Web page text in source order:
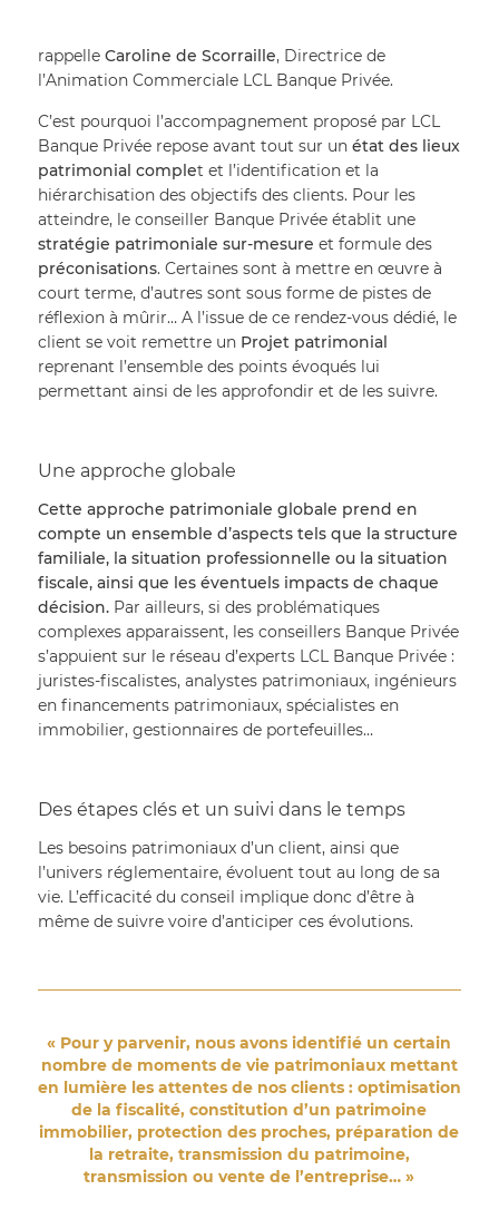
rappelle Caroline de Scorraille, Directrice de
l’Animation Commerciale LCL Banque Privée.
C’est pourquoi l’accompagnement proposé par LCL
Banque Privée repose avant tout sur un état des lieux
patrimonial complet et l’identification et la
hiérarchisation des objectifs des clients. Pour les
atteindre, le conseiller Banque Privée établit une
stratégie patrimoniale sur-mesure
et formule des
préconisations. Certaines sont à mettre en œuvre à
court terme, d’autres sont sous forme de pistes de
réflexion à mûrir… A l’issue de ce rendez-vous dédié, le
client se voit remettre un Projet patrimonial
reprenant l’ensemble des points évoqués lui
permettant ainsi de les approfondir et de les suivre.
Une approche globale
Cette approche patrimoniale globale prend en
compte un ensemble d’aspects tels que la structure
familiale, la situation professionnelle ou la situation
fiscale, ainsi que les éventuels impacts de chaque
décision. Par ailleurs, si des problématiques
complexes apparaissent, les conseillers Banque Privée
s’appuient sur le réseau d’experts LCL Banque Privée :
juristes-fiscalistes, analystes patrimoniaux, ingénieurs
en financements patrimoniaux, spécialistes en
immobilier, gestionnaires de portefeuilles…
Des étapes clés et un suivi dans le temps
Les besoins patrimoniaux d’un client, ainsi que
l’univers réglementaire, évoluent tout au long de sa
vie. L’efficacité du conseil implique donc d’être à
même de suivre voire d’anticiper ces évolutions.
« Pour y parvenir, nous avons identifié un certain
nombre de moments de vie patrimoniaux mettant
en lumière les attentes de nos clients : optimisation
de la fiscalité, constitution d’un patrimoine
immobilier, protection des proches, préparation de
la retraite, transmission du patrimoine,
transmission ou vente de l’entreprise… »